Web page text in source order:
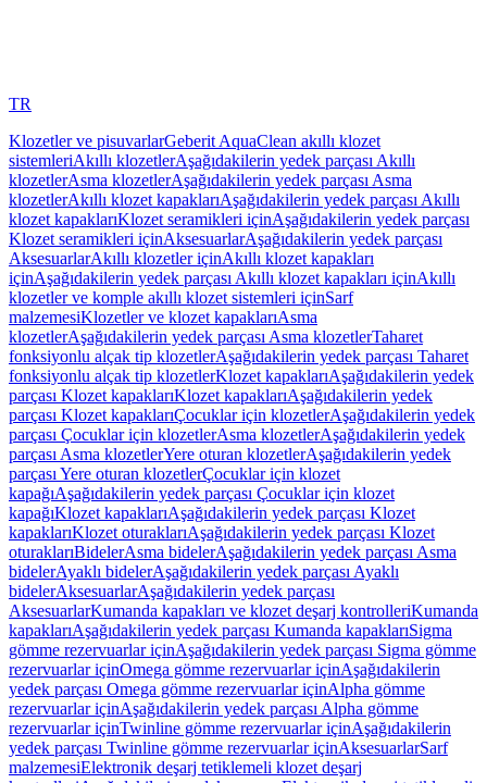
TR
Klozetler ve pisuvarlarGeberit AquaClean akıllı klozet
sistemleriAkıllı klozetlerAşağıdakilerin yedek parçası Akıllı
klozetlerAsma klozetlerAşağıdakilerin yedek parçası Asma
klozetlerAkıllı klozet kapaklarıAşağıdakilerin yedek parçası Akıllı
klozet kapaklarıKlozet seramikleri içinAşağıdakilerin yedek parçası
Klozet seramikleri içinAksesuarlarAşağıdakilerin yedek parçası
AksesuarlarAkıllı klozetler içinAkıllı klozet kapakları
içinAşağıdakilerin yedek parçası Akıllı klozet kapakları içinAkıllı
klozetler ve komple akıllı klozet sistemleri içinSarf
malzemesiKlozetler ve klozet kapaklarıAsma
klozetlerAşağıdakilerin yedek parçası Asma klozetlerTaharet
fonksiyonlu alçak tip klozetlerAşağıdakilerin yedek parçası Taharet
fonksiyonlu alçak tip klozetlerKlozet kapaklarıAşağıdakilerin yedek
parçası Klozet kapaklarıKlozet kapaklarıAşağıdakilerin yedek
parçası Klozet kapaklarıÇocuklar için klozetlerAşağıdakilerin yedek
parçası Çocuklar için klozetlerAsma klozetlerAşağıdakilerin yedek
parçası Asma klozetlerYere oturan klozetlerAşağıdakilerin yedek
parçası Yere oturan klozetlerÇocuklar için klozet
kapağıAşağıdakilerin yedek parçası Çocuklar için klozet
kapağıKlozet kapaklarıAşağıdakilerin yedek parçası Klozet
kapaklarıKlozet oturaklarıAşağıdakilerin yedek parçası Klozet
oturaklarıBidelerAsma bidelerAşağıdakilerin yedek parçası Asma
bidelerAyaklı bidelerAşağıdakilerin yedek parçası Ayaklı
bidelerAksesuarlarAşağıdakilerin yedek parçası
AksesuarlarKumanda kapakları ve klozet deşarj kontrolleriKumanda
kapaklarıAşağıdakilerin yedek parçası Kumanda kapaklarıSigma
gömme rezervuarlar içinAşağıdakilerin yedek parçası Sigma gömme
rezervuarlar içinOmega gömme rezervuarlar içinAşağıdakilerin
yedek parçası Omega gömme rezervuarlar içinAlpha gömme
rezervuarlar içinAşağıdakilerin yedek parçası Alpha gömme
rezervuarlar içinTwinline gömme rezervuarlar içinAşağıdakilerin
yedek parçası Twinline gömme rezervuarlar içinAksesuarlarSarf
malzemesiElektronik deşarj tetiklemeli klozet deşarj